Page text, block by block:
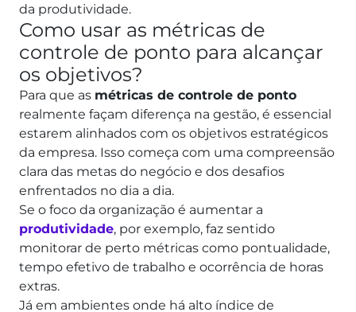
da produtividade.
Como usar as métricas de
controle de ponto para alcançar
os objetivos?
Para que as métricas de controle de ponto
realmente façam diferença na gestão, é essencial
estarem alinhados com os objetivos estratégicos
da empresa. Isso começa com uma compreensão
clara das metas do negócio e dos desafios
enfrentados no dia a dia.
Se o foco da organização é aumentar a
produtividade, por exemplo, faz sentido
monitorar de perto métricas como pontualidade,
tempo efetivo de trabalho e ocorrência de horas
extras.
Já em ambientes onde há alto índice de